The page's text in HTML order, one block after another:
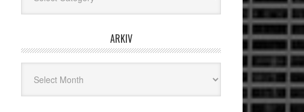
ARKIV